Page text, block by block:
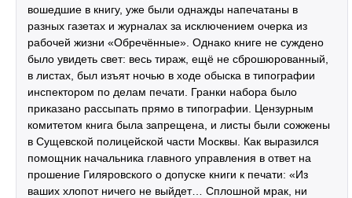
вошедшие в книгу, уже были однажды напечатаны в
разных газетах и журналах за исключением очерка из
рабочей жизни «Обречённые». Однако книге не суждено
было увидеть свет: весь тираж, ещё не сброшюрованный,
в листах, был изъят ночью в ходе обыска в типографии
инспектором по делам печати. Гранки набора было
приказано рассыпать прямо в типографии. Цензурным
комитетом книга была запрещена, и листы были сожжены
в Сущевской полицейской части Москвы. Как выразился
помощник начальника главного управления в ответ на
прошение Гиляровского о допуске книги к печати: «Из
ваших хлопот ничего не выйдет… Сплошной мрак, ни